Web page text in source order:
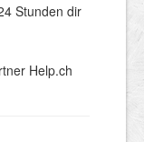
Stunden dir
Help.ch